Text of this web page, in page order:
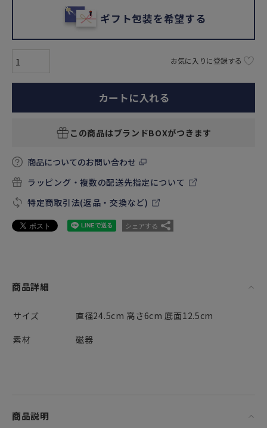
ギフト包装を希望する
お気に入りに登録する
カートに入れる
この商品はブランドBOXがつきます
商品についてのお問い合わせ
ラッピング・複数の配送先指定について
特定商取引法(返品・交換など)
シェアする
商品詳細
サイズ
直径24.5cm 高さ6cm 底面12.5cm
素材
磁器
商品説明